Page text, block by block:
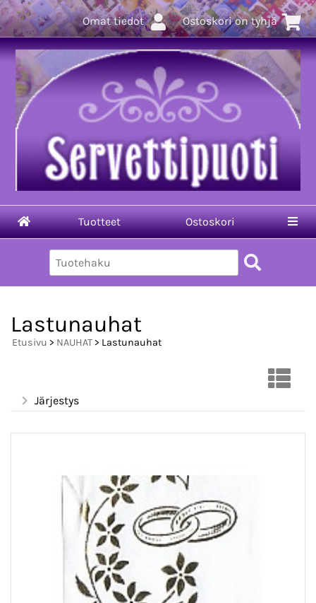
Omat tiedot Ostoskori on tyhjä
Tuotteet Ostoskori
Lastunauhat
Etusivu > NAUHAT> Lastunauhat
Järjestys